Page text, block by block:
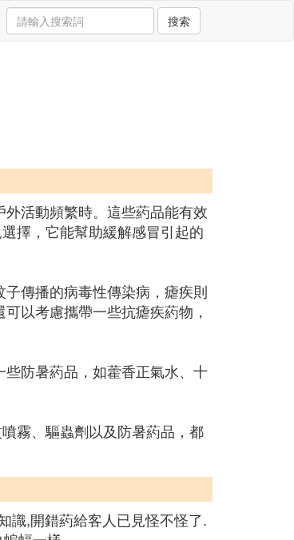
搜索
活動頻繁時。這些葯品能有效
擇，它能幫助緩解感冒引起的
傳播的病毒性傳染病，瘧疾則
以考慮攜帶一些抗瘧疾葯物，
防暑葯品，如藿香正氣水、十
霧、驅蟲劑以及防暑葯品，都
識,開錯葯給客人已見怪不怪了.